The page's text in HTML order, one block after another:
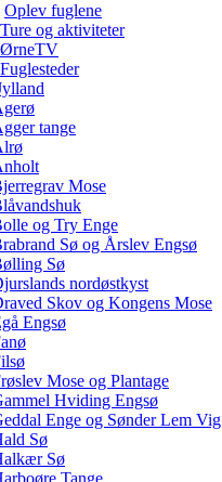
Oplev fuglene
Ture og aktiviteter
ØrneTV
Fuglesteder
tange
Mose
og Try Enge
Sø og Årslev Engsø
Sø
nordøstkyst
Skov og Kongens Mose
Engsø
Mose og Plantage
Hviding Engsø
Enge og Sønder Lem Vig
Sø
Sø
Tange